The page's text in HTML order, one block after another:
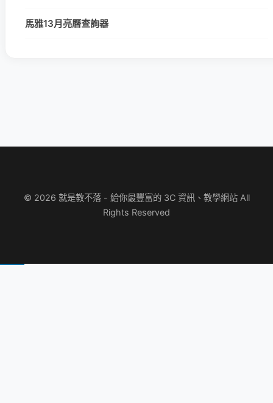
馬雅13月亮曆查詢器
© 2026 就是教不落 - 給你最豐富的 3C 資訊、教學網站 All
Rights Reserved